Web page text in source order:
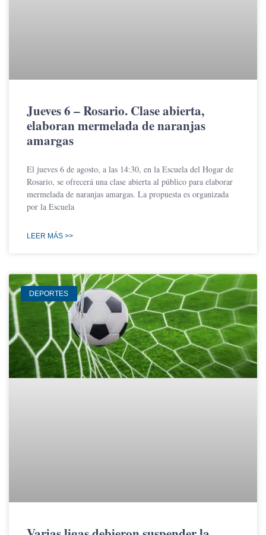
Jueves 6 – Rosario. Clase abierta,
elaboran mermelada de naranjas
amargas
El jueves 6 de agosto, a las 14:30, en la Escuela del Hogar de
Rosario, se ofrecerá una clase abierta al público para elaborar
mermelada de naranjas amargas. La propuesta es organizada
por la Escuela
LEER MÁS >>
DEPORTES